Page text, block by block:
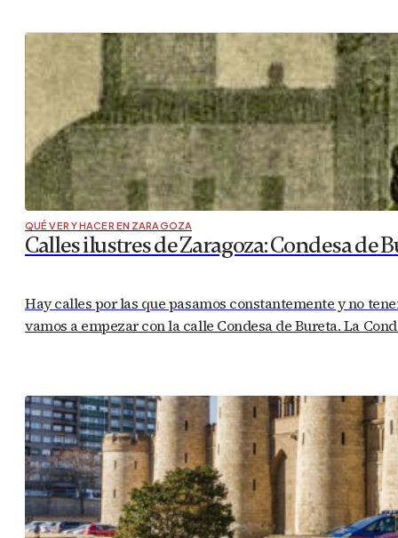
QUÉ VER Y HACER EN ZARAGOZA
Calles ilustres de Zaragoza: Condesa de
Hay calles por las que pasamos constantemente y no
vamos a empezar con la calle Condesa de Bureta. La